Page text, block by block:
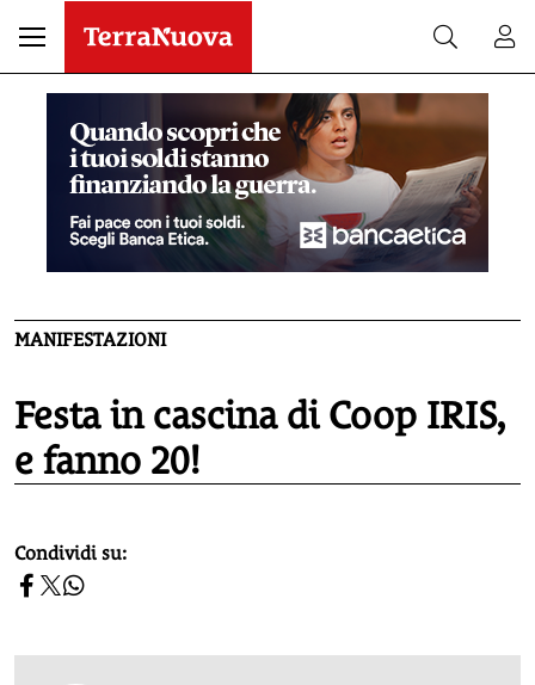
MANIFESTAZIONI
Festa in cascina di Coop IRIS,
e fanno 20!
homepage h2
Condividi su: